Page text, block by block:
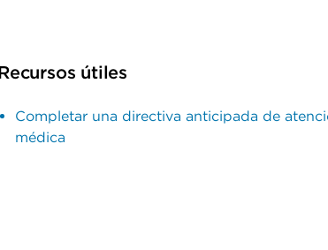
útiles
Completar una directiva anticipada de
médica